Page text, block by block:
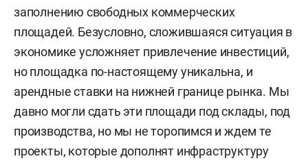
заполнению свободных коммерческих
площадей. Безусловно, сложившаяся ситуация в
экономике усложняет привлечение инвестиций,
но площадка по-настоящему уникальна, и
арендные ставки на нижней границе рынка. Мы
давно могли сдать эти площади под склады, под
производства, но мы не торопимся и ждем те
проекты, которые дополнят инфраструктуру